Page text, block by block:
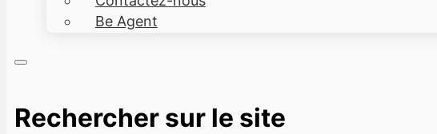
Be Agent
Rechercher sur le site